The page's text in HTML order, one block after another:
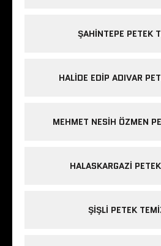
ŞAHINTEPE PETEK
HALIDE EDIP ADIVAR
MEHMET NESIH ÖZMEN
HALASKARGAZI
ŞIŞLI PETEK